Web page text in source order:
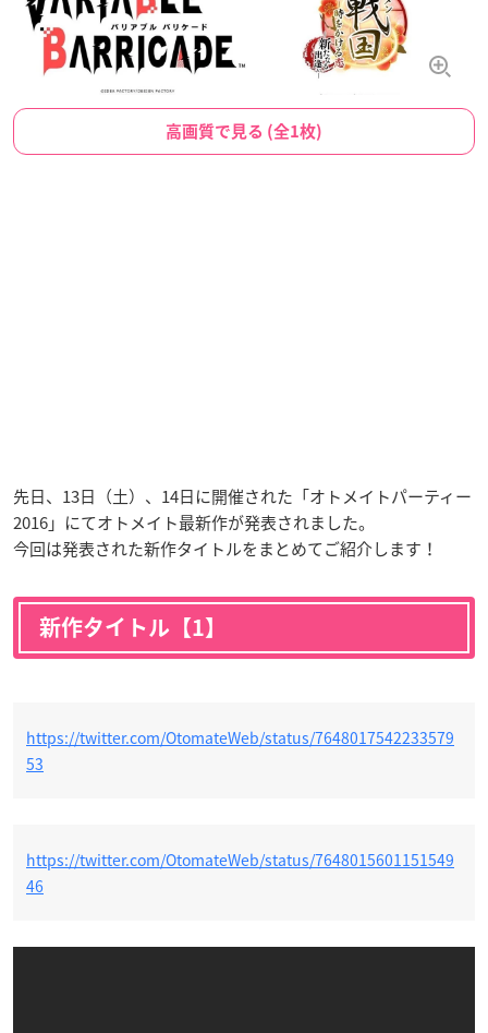
高画質で見る (全1枚)
先日、13日（土）、14日に開催された「オトメイトパーティー
2016」にてオトメイト最新作が発表されました。
今回は発表された新作タイトルをまとめてご紹介します！
新作タイトル【1】
https://twitter.com/OtomateWeb/status/7648017542233579
53
https://twitter.com/OtomateWeb/status/7648015601151549
46